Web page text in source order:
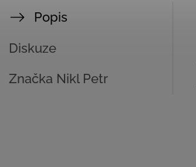
Popis
Diskuze
Značka Nikl Petr